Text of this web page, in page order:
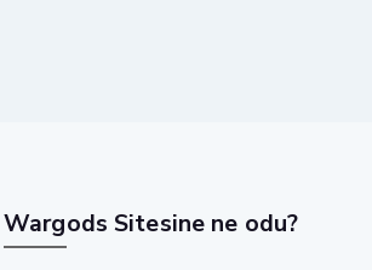
Wargods Sitesine ne odu?